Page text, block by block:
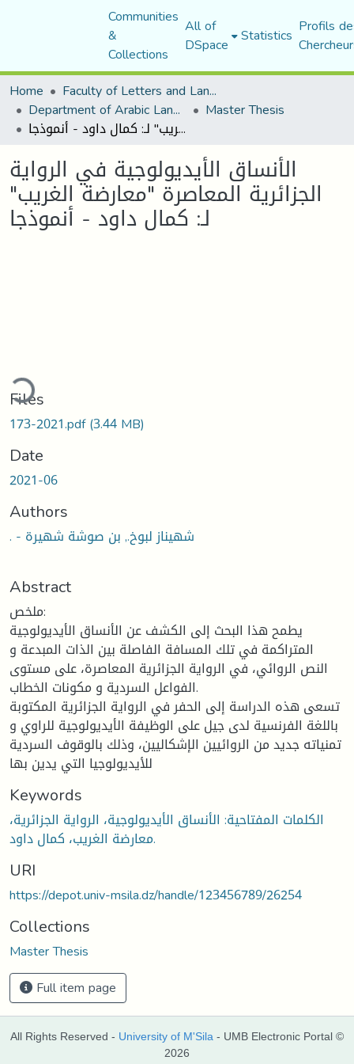
Communities
&
Collections
All of
DSpace Statistics Profils
Home
Faculty of Letters and Languages
Department of Arabic Language and Literature Master Thesis
الأنساق الأيديولوجية في الرواية الجزائرية المعاصرة "معارضة الغريب" لـ: كمال داود - أنموذجا
الأنساق الأيديولوجية في الرواية
الجزائرية المعاصرة "معارضة الغريب"
لـ: كمال داود - أنموذجا
Files
173-2021.pdf(3.44 MB)
Date
2021-06
Authors
. - شهيناز لبوخ., بن صوشة شهيرة
Abstract
ملخص:
يطمح هذا البحث إلى الكشف عن الأنساق الأيديولوجية
المتراكمة في تلك المسافة الفاصلة بين الذات المبدعة و
النص الروائي، في الرواية الجزائرية المعاصرة، على مستوى
الفواعل السردية و مكونات الخطاب.
تسعى هذه الدراسة إلى الحفر في الرواية الجزائرية المكتوبة
باللغة الفرنسية لدى جيل على الوظيفة الأيديولوجية للراوي و
تمنياته جديد من الروائيين الإشكاليين، وذلك بالوقوف السردية
للأيديولوجيا التي يدين بها
Keywords
الكلمات المفتاحية: الأنساق الأيديولوجية، الرواية الجزائرية،
معارضة الغريب، كمال داود.
URI
https://depot.univ-msila.dz/handle/123456789/26254
Collections
Master Thesis
Full item page
All Rights Reserved - University of M'Sila - UMB Electronic Portal ©
2026